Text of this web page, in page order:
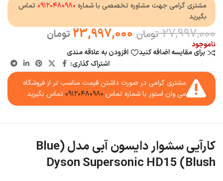
مشتری گرامی جهت مشاوره تخصصی با شماره ۰۹۱۲۰۴۸۰۹۸۰ تماس
بگیرید
27,997,000 تومان 23,997,000 تومان
ناموجود
برای مقایسه اضافه کنید
افزودن به علاقه مندی
اشتراک گذاری:
مشتری گرامی در صورت داشتن قیمت مناسب تر از فروشگاه
می وان استور با شماره تماس ۰۹۱۲۰۴۸۰۹۸۰ تماس بگیرید
کارآیی سشوار دایسون آبی مدل (Blue
Blush) Dyson Supersonic HD15